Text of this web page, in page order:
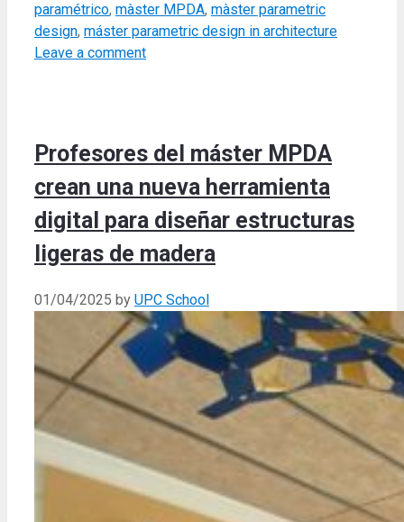
paramétrico, màster MPDA, màster parametric
design, máster parametric design in architecture
Leave a comment
Profesores del máster MPDA
crean una nueva herramienta
digital para diseñar estructuras
ligeras de madera
01/04/2025 by UPC School